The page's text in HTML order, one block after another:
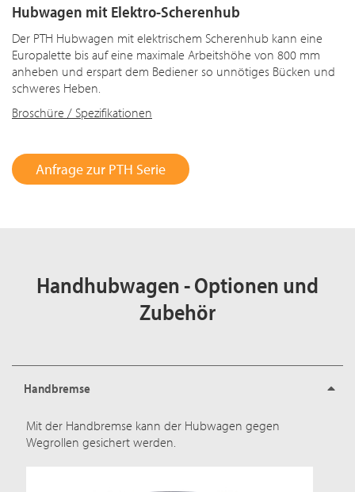
Hubwagen mit Elektro-Scherenhub
Der PTH Hubwagen mit elektrischem Scherenhub kann eine
Europalette bis auf eine maximale Arbeitshöhe von 800 mm
anheben und erspart dem Bediener so unnötiges Bücken und
schweres Heben.
Broschüre / Spezifikationen
Anfrage zur PTH Serie
Handhubwagen - Optionen und
Zubehör
Handbremse
Mit der Handbremse kann der Hubwagen gegen
Wegrollen gesichert werden.